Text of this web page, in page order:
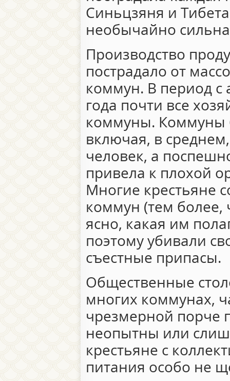
Синьцзяня и
необычайно сильна
Производство
пострадало от
коммун. В период с
года почти все
коммуны.
включая, в
человек, а
привела к плохой
Многие крестьяне
коммун (тем более,
ясно, какая им
поэтому убивали
съестные припасы.
Общественные
многих коммунах,
чрезмерной порче
неопытны или
крестьяне с
питания особо не